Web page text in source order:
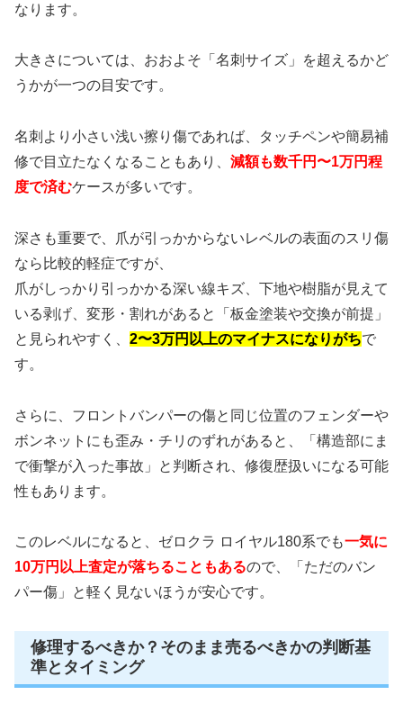
なります。
大きさについては、おおよそ「名刺サイズ」を超えるかど
うかが一つの目安です。
名刺より小さい浅い擦り傷であれば、タッチペンや簡易補
修で目立たなくなることもあり、 減額も数千円〜1万円程
度で済むケースが多いです。
深さも重要で、爪が引っかからないレベルの表面のスリ傷
なら比較的軽症ですが、
爪がしっかり引っかかる深い線キズ、下地や樹脂が見えて
いる剥げ、変形・割れがあると「板金塗装や交換が前提」
と見られやすく、 2〜3万円以上のマイナスになりがちで
す。
さらに、フロントバンパーの傷と同じ位置のフェンダーや
ボンネットにも歪み・チリのずれがあると、「構造部にま
で衝撃が入った事故」と判断され、修復歴扱いになる可能
性もあります。
このレベルになると、ゼロクラ ロイヤル180系でも一気に
10万円以上査定が落ちることもあるので、「ただのバン
パー傷」と軽く見ないほうが安心です。
修理するべきか？そのまま売るべきかの判断基
準とタイミング